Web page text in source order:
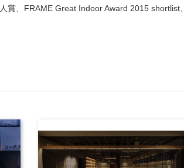
賞、FRAME Great Indoor Award 2015 shortlist、